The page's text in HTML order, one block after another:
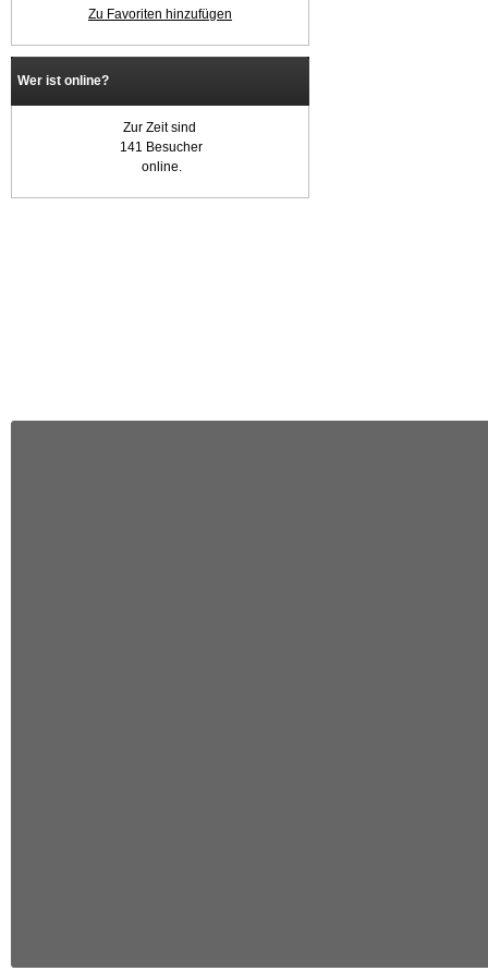
Zu Favoriten hinzufügen
Wer ist online?
Zur Zeit sind
141 Besucher
online.